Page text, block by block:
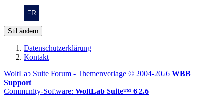
Stil ändern
Datenschutzerklärung
Kontakt
WoltLab Suite Forum - Themenvorlage © 2004-2026 WBB
Support
Community-Software: WoltLab Suite™ 6.2.6